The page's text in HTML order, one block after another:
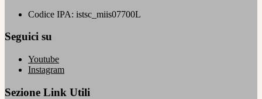
Codice IPA: istsc_miis07700L
Seguici su
Youtube
Instagram
Sezione Link Utili